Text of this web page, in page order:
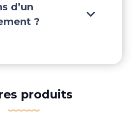
d’un
?
produits